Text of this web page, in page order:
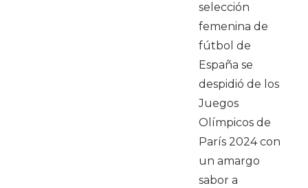
selección
femenina de
fútbol de
España se
despidió de los
Juegos
Olímpicos de
París 2024 con
un amargo
sabor a